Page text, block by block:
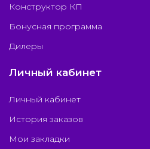
Конструктор КП
Бонусная программа
Дилеры
Личный кабинет
Личный кабинет
История заказов
Мои закладки